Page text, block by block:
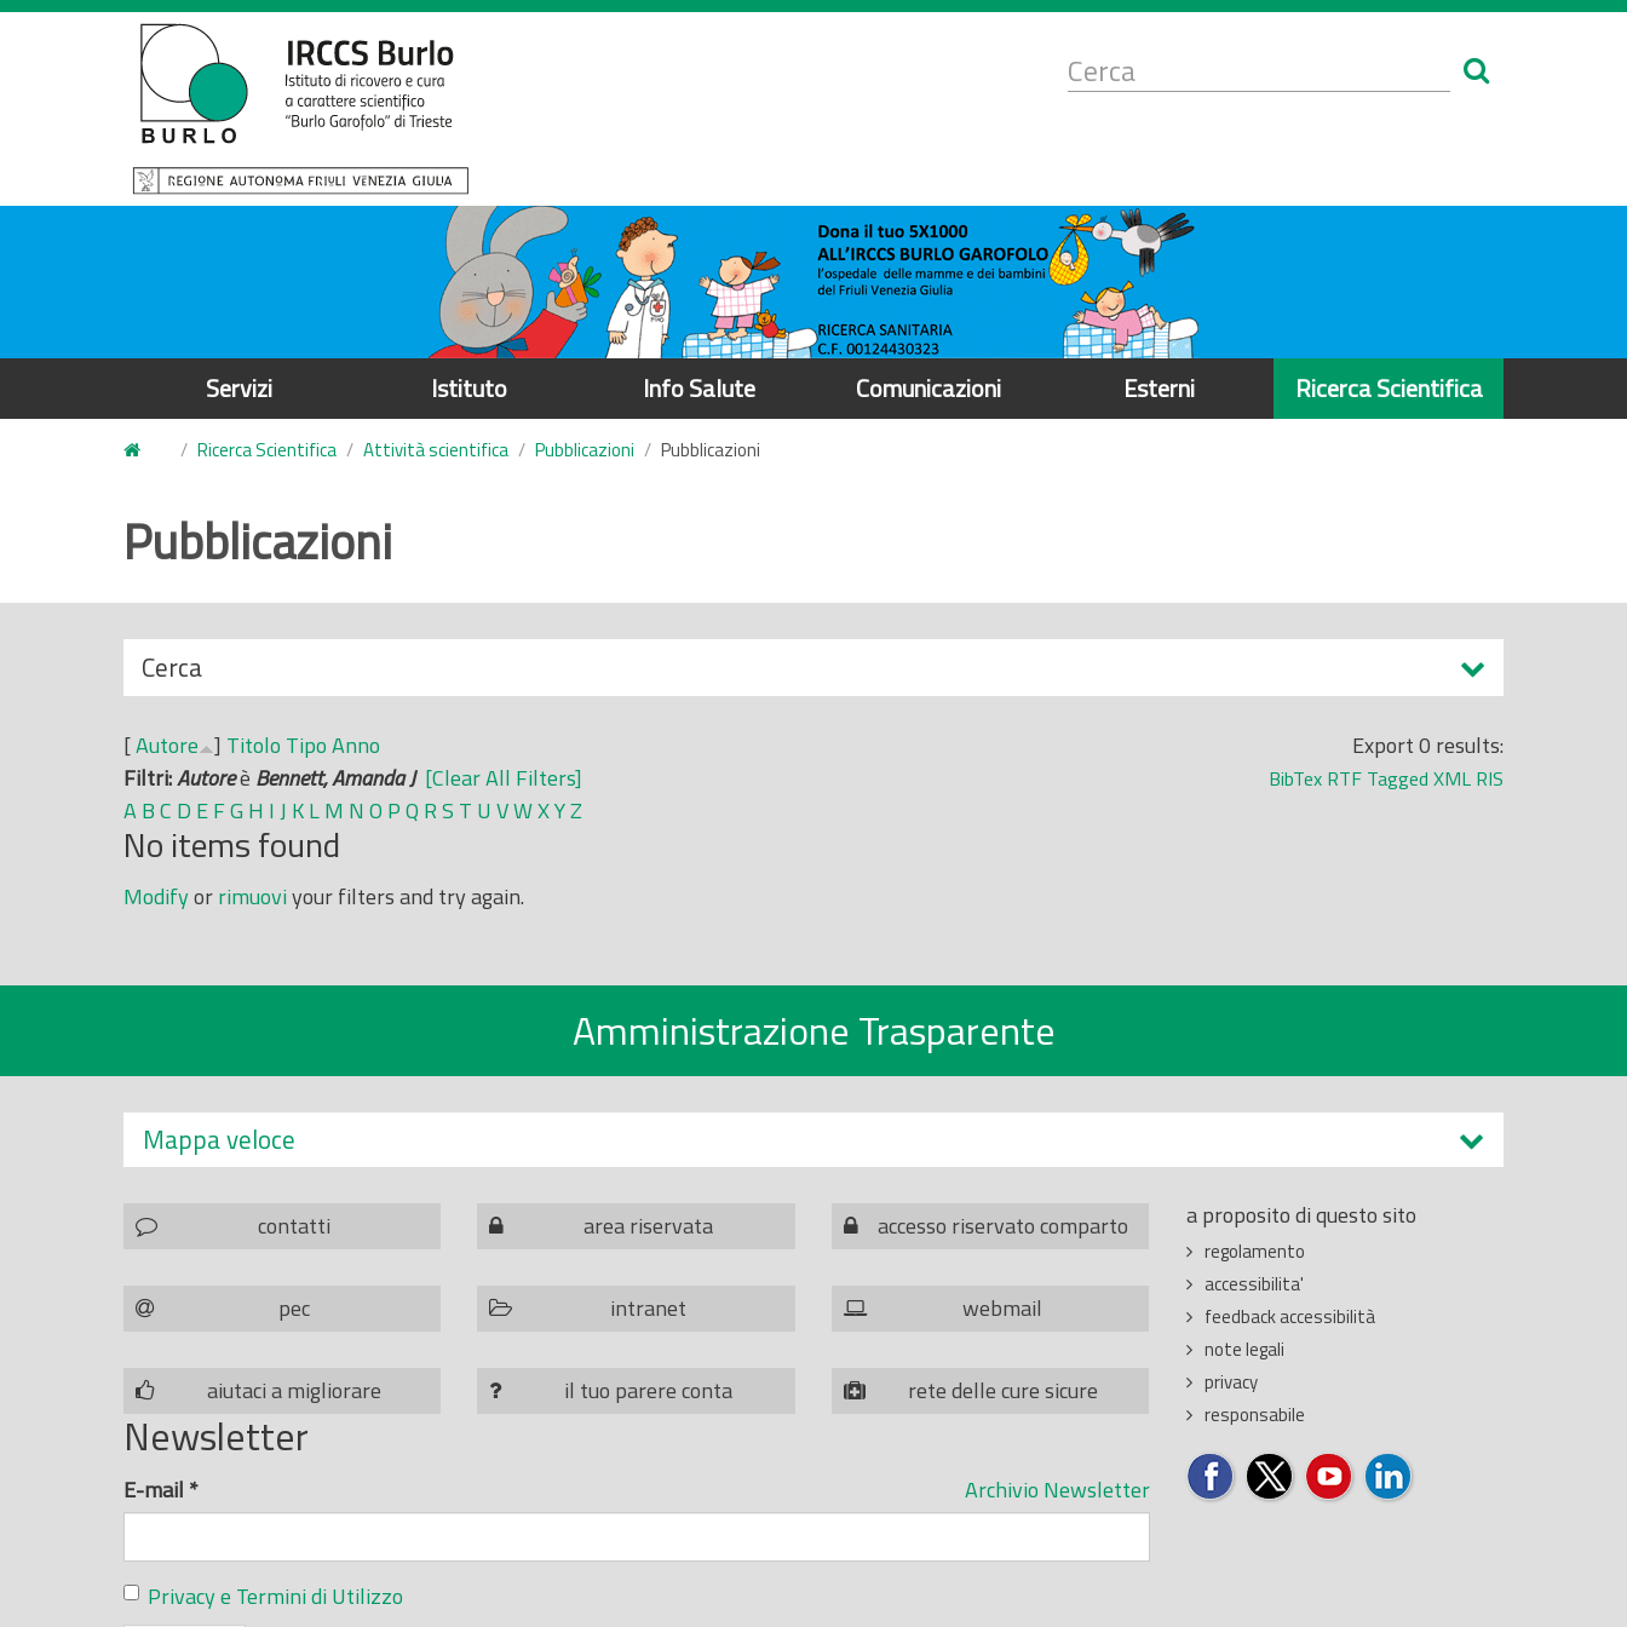
S
l
i
Form
di
Servizi Istituto Info Salute Comunicazioni Esterni Ricerca Scientifica
Ricerca Scientifica Attività scientifica Pubblicazioni Pubblicazioni
Pubblicazioni
N
a
s
c
o
n
d
i
Cerca
Export 0 results:
BibTex RTF Tagged XML RIS
[Autore ] Titolo TipoAnno
Filtri:Autoreè Bennett, Amanda J [Clear All Filters]
ABC D EFG H IJ KLM N O PQ RS T U VWXYZ
No items found
Modifyorrimuoviyour filters and try again.
Amministrazione Trasparente
Mappa veloce
contatti area riservata accesso riservato comparto
pec intranet webmail
aiutaci a migliorare il tuo parere conta rete delle cure sicure
a proposito di questo sito
regolamento
accessibilita'
feedback accessibilità
note legali
privacy
responsabile
Newsletter
Archivio Newsletter
E-mail *
Privacy e Termini di Utilizzo